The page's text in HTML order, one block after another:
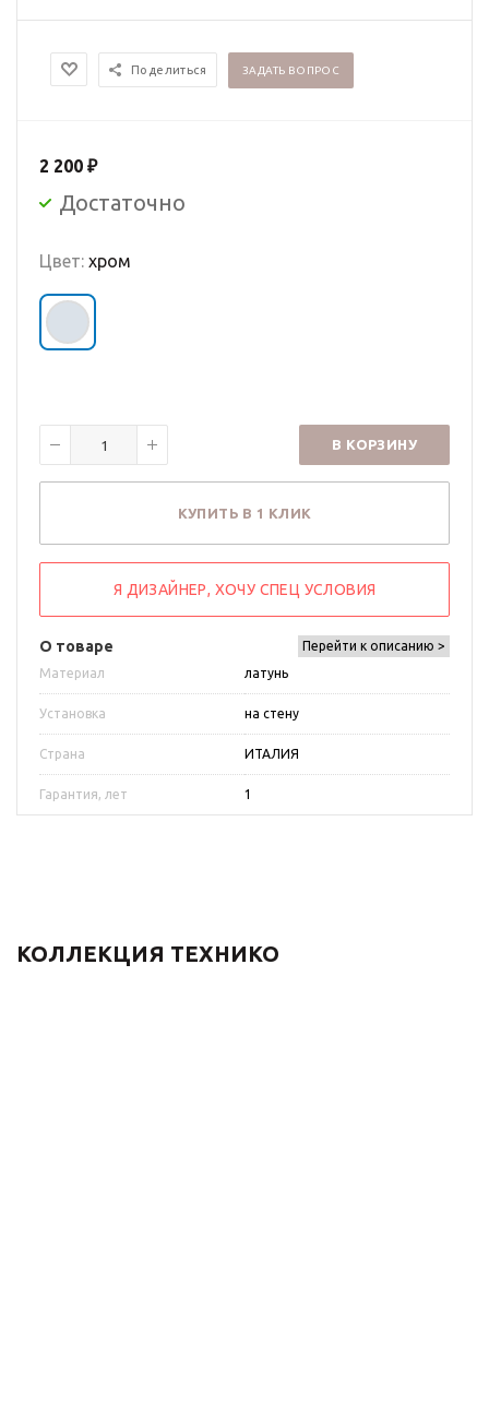
Поделиться ЗАДАТЬ ВОПРОС
Цвет: хром
2 200 ₽
Достаточно
О товаре
Перейти к описанию >
Материал
латунь
Установка на стену
Страна ИТАЛИЯ
Гарантия, лет 1
В КОРЗИНУ
КУПИТЬ В 1 КЛИК
Я ДИЗАЙНЕР, ХОЧУ СПЕЦ УСЛОВИЯ
КОЛЛЕКЦИЯ ТЕХНИКО